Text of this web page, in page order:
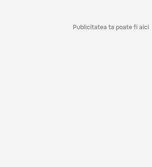
Publicitatea ta poate fi aici